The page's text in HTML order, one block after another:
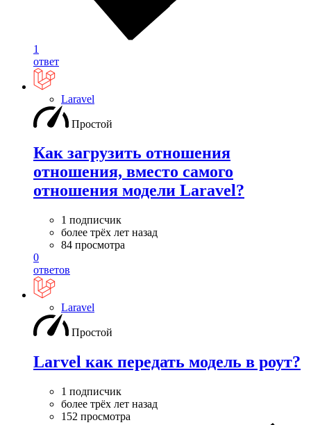
1
ответ
Laravel
Простой
Как загрузить отношения
отношения, вместо самого
отношения модели Laravel?
1 подписчик
более трёх лет назад
84 просмотра
0
ответов
Laravel
Простой
Larvel как передать модель в роут?
1 подписчик
более трёх лет назад
152 просмотра